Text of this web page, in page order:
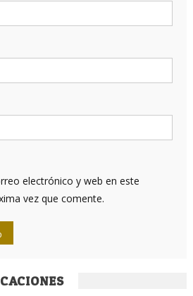
electrónico y web en este
vez que comente.